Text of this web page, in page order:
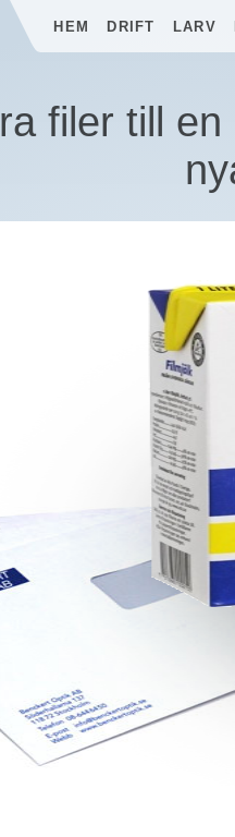
HEM DRIFT LARV
filer till